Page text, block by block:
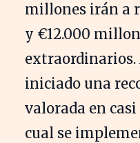
millones irán a
y €12.000
extraordinarios.
iniciado una
valorada en casi
cual se